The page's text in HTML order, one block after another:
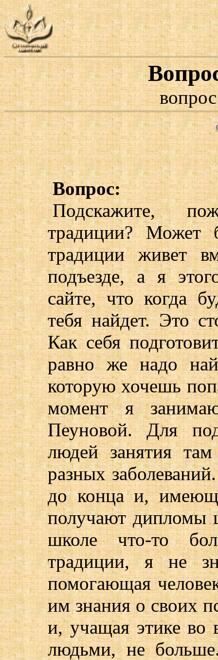
Вопрос:
Подскажите,
традиции? Может
традиции живет
подъезде, а я
сайте, что когда
тебя найдет. Это
Как себя
равно же надо
которую хочешь
момент я
Пеуновой. Для
людей занятия
разных
до конца и,
получают дипломы
школе что-то
традиции, я не
помогающая
им знания о своих
и, учащая этике во
людьми, не